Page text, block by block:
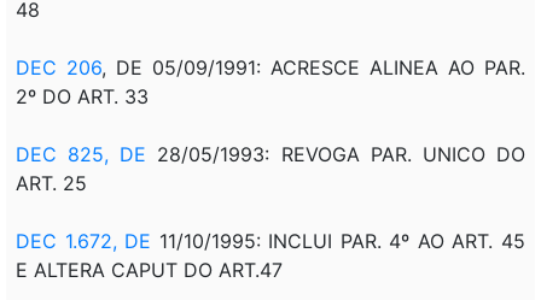
48
DEC 206, DE 05/09/1991: ACRESCE ALINEA AO PAR.
2º DO ART. 33
DEC 825, DE 28/05/1993: REVOGA PAR. UNICO DO
ART. 25
DEC 1.672, DE 11/10/1995: INCLUI PAR. 4º AO ART. 45
E ALTERA CAPUT DO ART.47